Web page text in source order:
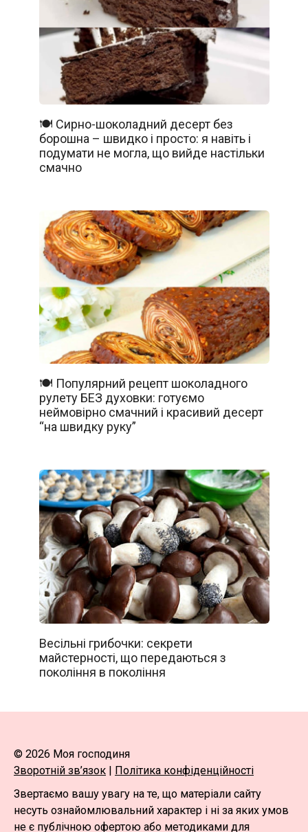
🍽️ Сирно-шоколадний десерт без
борошна – швидко і просто: я навіть і
подумати не могла, що вийде настільки
смачно
🍽️ Популярний рецепт шоколадного
рулету БЕЗ духовки: готуємо
неймовірно смачний і красивий десерт
“на швидку руку”
Весільні грибочки: секрети
майстерності, що передаються з
покоління в покоління
© 2026 Моя господиня
Зворотній зв’язок | Політика конфіденційності
Звертаємо вашу увагу на те, що матеріали сайту
несуть ознайомлювальний характер і ні за яких умов
не є публічною офертою або методиками для